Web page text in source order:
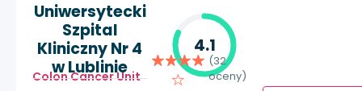
Uniwersytecki
Szpital
Kliniczny Nr 4
w Lublinie
Colon Cancer Unit
4.1
(32
oceny)